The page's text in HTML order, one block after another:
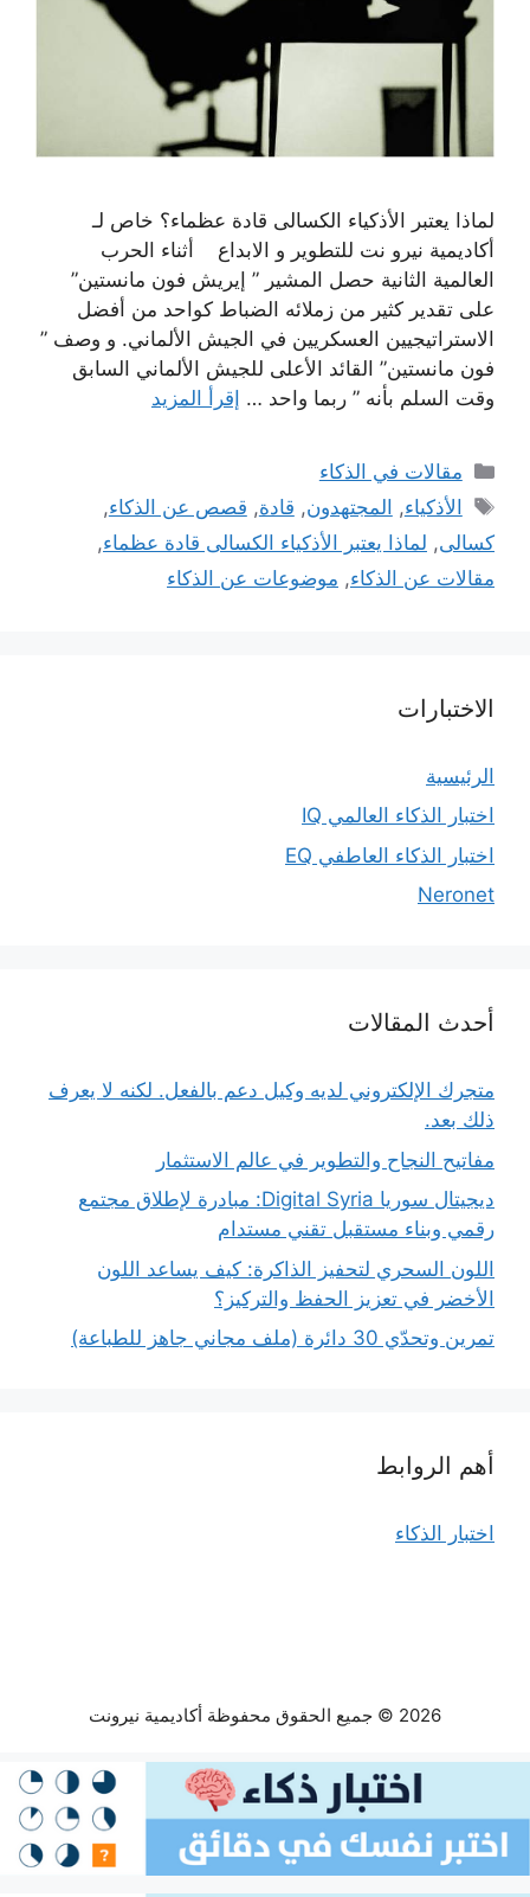
لماذا يعتبر الأذكياء الكسالى قادة عظماء؟ خاص لـ
أكاديمية نيرو نت للتطوير و الابداع أثناء الحرب
العالمية الثانية حصل المشير ” إيريش فون مانستين”
على تقدير كثير من زملائه الضباط كواحد من أفضل
الاستراتيجيين العسكريين في الجيش الألماني. و وصف ”
فون مانستين” القائد الأعلى للجيش الألماني السابق
وقت السلم بأنه ” ربما واحد … إقرأ المزيد
التصنيفات
مقالات في الذكاء
الوسوم
الأذكياء, المجتهدون, قادة, قصص عن الذكاء,
كسالى, لماذا يعتبر الأذكياء الكسالى قادة عظماء,
مقالات عن الذكاء, موضوعات عن الذكاء
الاختبارات
الرئيسية
اختبار الذكاء العالمي IQ
اختبار الذكاء العاطفي EQ
Neronet
أحدث المقالات
متجرك الإلكتروني لديه وكيل دعم بالفعل. لكنه لا يعرف
ذلك بعد.
مفاتيح النجاح والتطوير في عالم الاستثمار
ديجيتال سوريا Digital Syria: مبادرة لإطلاق مجتمع
رقمي وبناء مستقبل تقني مستدام
اللون السحري لتحفيز الذاكرة: كيف يساعد اللون
الأخضر في تعزيز الحفظ والتركيز؟
تمرين وتحدّي 30 دائرة (ملف مجاني جاهز للطباعة)
أهم الروابط
اختبار الذكاء
2026 © جميع الحقوق محفوظة أكاديمية نيرونت